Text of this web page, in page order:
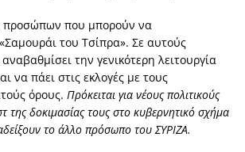
προσώπων που μπορούν να
του Τσίπρα». Σε αυτούς
την γενικότερη λειτουργία
να πάει στις εκλογές με τους
όρους. Πρόκειται για νέους πολιτικούς
της δοκιμασίας τους στο κυβερνητικό σχήμα
το άλλο πρόσωπο του ΣΥΡΙΖΑ.